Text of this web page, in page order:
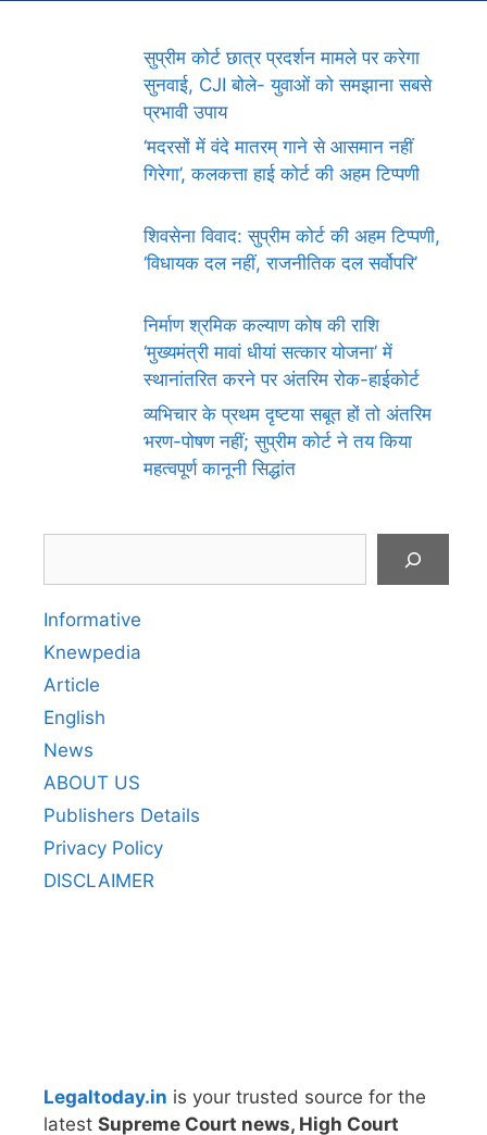
सुप्रीम कोर्ट छात्र प्रदर्शन मामले पर करेगा
सुनवाई, CJI बोले- युवाओं को समझाना सबसे
प्रभावी उपाय
‘मदरसों में वंदे मातरम् गाने से आसमान नहीं
गिरेगा’, कलकत्ता हाई कोर्ट की अहम टिप्पणी
शिवसेना विवाद: सुप्रीम कोर्ट की अहम टिप्पणी,
‘विधायक दल नहीं, राजनीतिक दल सर्वोपरि’
निर्माण श्रमिक कल्याण कोष की राशि
‘मुख्यमंत्री मावां धीयां सत्कार योजना’ में
स्थानांतरित करने पर अंतरिम रोक-हाईकोर्ट
व्यभिचार के प्रथम दृष्टया सबूत हों तो अंतरिम
भरण-पोषण नहीं; सुप्रीम कोर्ट ने तय किया
महत्वपूर्ण कानूनी सिद्धांत
Informative
Knewpedia
Article
English
News
ABOUT US
Publishers Details
Privacy Policy
DISCLAIMER
Legaltoday.in is your trusted source for the
latest Supreme Court news, High Court